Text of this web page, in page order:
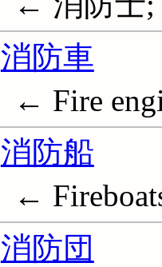
消防車
← Fire
消防船
←
消防団